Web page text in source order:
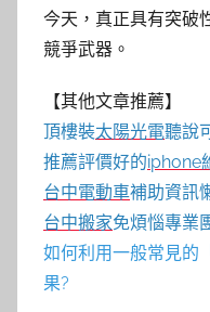
今天，真正具有突破
競爭武器。
【其他文章推薦】
頂樓裝太陽光電聽說
推薦評價好的iphone
台中電動車補助資訊
台中搬家免煩惱專業
如何利用一般常見的
果?